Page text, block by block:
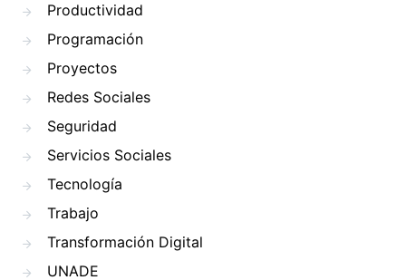
Productividad
Programación
Proyectos
Redes Sociales
Seguridad
Servicios Sociales
Tecnología
Trabajo
Transformación Digital
UNADE